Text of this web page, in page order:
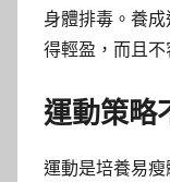
身體排毒。養
得輕盈，而且不
運動策略
運動是培養易